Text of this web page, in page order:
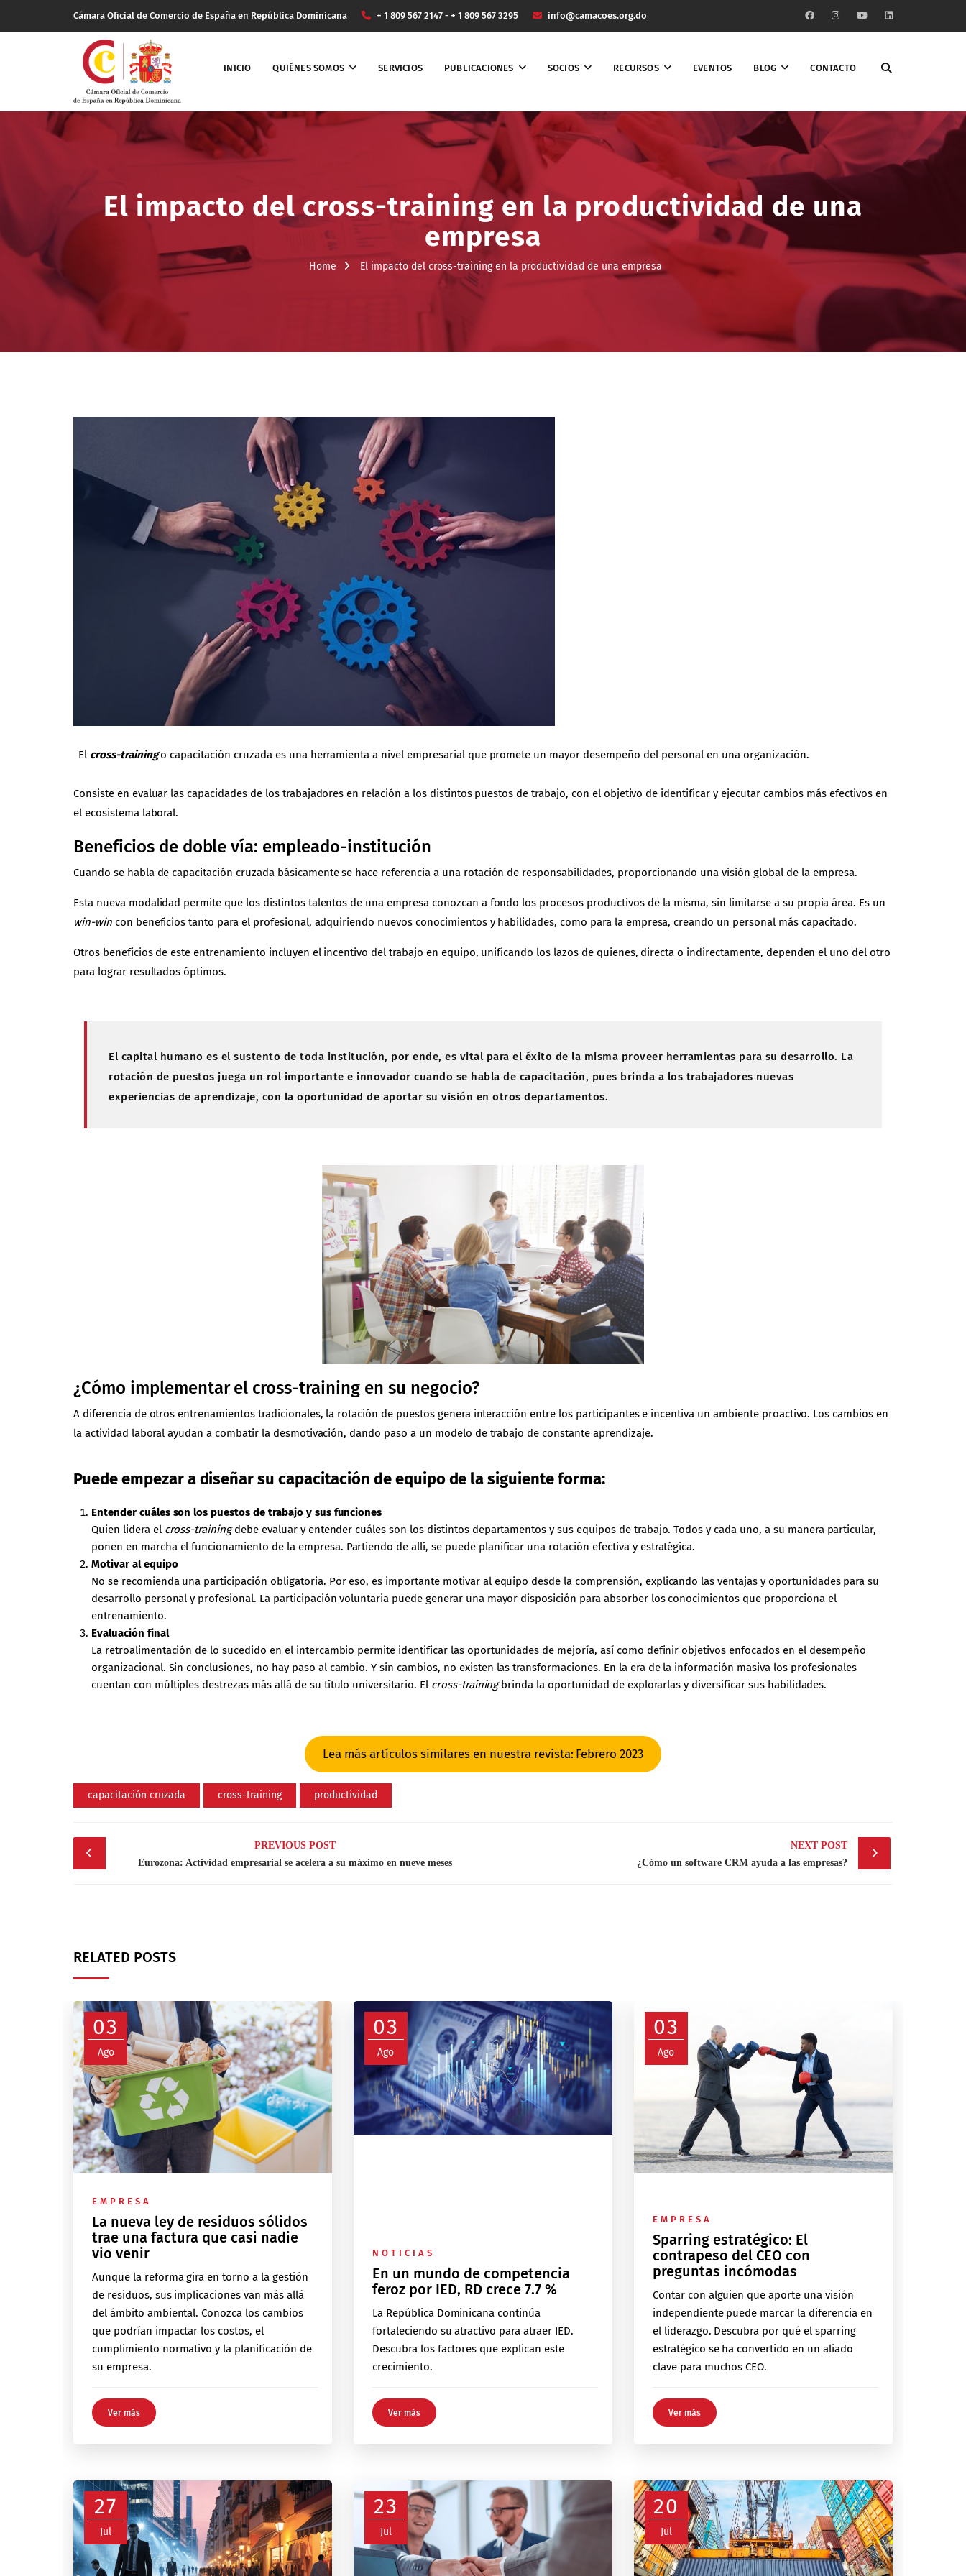
Cámara Oficial de Comercio de España en República Dominicana + 1 809 567 2147 - + 1 809 567 3295 info@camacoes.org.do
INICIO QUIÉNES SOMOS SERVICIOS PUBLICACIONES SOCIOS RECURSOS EVENTOS BLOG CONTACTO
El impacto del cross-training en la productividad de una
empresa
Home El impacto del cross-training en la productividad de una empresa
El cross-trainingo capacitación cruzada es una herramienta a nivel empresarial que promete un mayor desempeño del personal en una organización.
Consiste en evaluar las capacidades de los trabajadores en relación a los distintos puestos de trabajo, con el objetivo de identificar y ejecutar cambios más efectivos en
el ecosistema laboral.
Beneficios de doble vía: empleado-institución
Cuando se habla de capacitación cruzadabásicamente se hace referencia a una rotación de responsabilidades, proporcionando una visión global de la empresa.
Esta nueva modalidad permite que los distintos talentos de una empresa conozcan a fondo los procesos productivos de la misma, sin limitarse a su propia área. Es un
win-wincon beneficios tanto para el profesional, adquiriendo nuevos conocimientos y habilidades, como para la empresa, creando un personal más capacitado.
Otros beneficios de este entrenamiento incluyen el incentivo del trabajo en equipo, unificando los lazos de quienes, directa o indirectamente, dependen el uno del otro
para lograr resultados óptimos.
El capital humano es el sustento de toda institución, por ende, es vital para el éxito de la misma proveer herramientas para su desarrollo. La
rotación de puestos juega un rol importante e innovador cuando se habla de capacitación, pues brinda a los trabajadores nuevas
experiencias de aprendizaje, con la oportunidad de aportar su visión en otros departamentos.
¿Cómo implementar el cross-training en su negocio?
A diferencia de otros entrenamientos tradicionales, la rotación de puestos genera interacción entre los participantes e incentiva un ambiente proactivo. Los cambios en
la actividad laboral ayudan a combatir la desmotivación, dando paso a un modelo de trabajo de constante aprendizaje.
Puede empezar a diseñar su capacitación de equipo de la siguiente forma:
Entender cuáles son los puestos de trabajo y sus funciones
Quien lidera el cross-trainingdebe evaluar y entender cuáles son los distintos departamentos y sus equipos de trabajo. Todos y cada uno, a su manera particular,
ponen en marcha el funcionamiento de la empresa. Partiendo de allí, se puede planificar una rotación efectiva y estratégica.
Motivar al equipo
No se recomienda una participación obligatoria. Por eso, es importante motivar al equipo desde la comprensión, explicando las ventajas y oportunidades para su
desarrollo personal y profesional. La participación voluntaria puede generar una mayor disposición para absorber los conocimientos que proporciona el
entrenamiento.
Evaluación final
La retroalimentación de lo sucedido en el intercambio permite identificar las oportunidades de mejoría, así como definir objetivos enfocados en el desempeño
organizacional. Sin conclusiones, no hay paso al cambio. Y sin cambios, no existen las transformaciones. En la era de la información masiva los profesionales
cuentan con múltiples destrezas más allá de su título universitario. El cross-trainingbrinda la oportunidad de explorarlas y diversificar sus habilidades.
Lea más artículos similares en nuestra revista: Febrero 2023
capacitación cruzada cross-training productividad
Post
navigation
PREVIOUS POST
Eurozona: Actividad empresarial se acelera a su máximo en nueve meses
NEXT POST
¿Cómo un software CRM ayuda a las empresas?
RELATED POSTS
03
Ago
EMPRESA
La nueva ley de residuos sólidos
trae una factura que casi nadie
vio venir
Aunque la reforma gira en torno a la gestión
de residuos, sus implicaciones van más allá
del ámbito ambiental. Conozca los cambios
que podrían impactar los costos, el
cumplimiento normativo y la planificación de
su empresa.
Ver más
03
Ago
NOTICIAS
En un mundo de competencia
feroz por IED, RD crece 7.7 %
La República Dominicana continúa
fortaleciendo su atractivo para atraer IED.
Descubra los factores que explican este
crecimiento.
Ver más
03
Ago
EMPRESA
Sparring estratégico: El
contrapeso del CEO con
preguntas incómodas
Contar con alguien que aporte una visión
independiente puede marcar la diferencia en
el liderazgo. Descubra por qué el sparring
estratégico se ha convertido en un aliado
clave para muchos CEO.
Ver más
27
Jul
23
Jul
20
Jul